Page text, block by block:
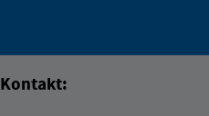
Kontakt: